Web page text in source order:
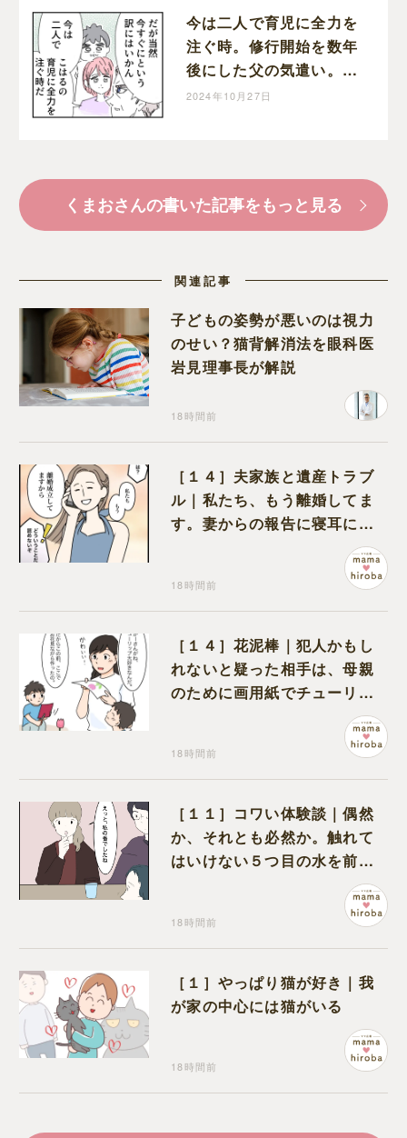
今は二人で育児に全力を
注ぐ時。修行開始を数年
後にした父の気遣い。育
児なめすぎ夫［１９８］
2024年10月27日
くまおさんの書いた記事をもっと見る
関連記事
子どもの姿勢が悪いのは視力
のせい？猫背解消法を眼科医
岩見理事長が解説
18時間前
［１４］夫家族と遺産トラブ
ル｜私たち、もう離婚してま
す。妻からの報告に寝耳に水
18時間前
［１４］花泥棒｜犯人かもし
れないと疑った相手は、母親
のために画用紙でチューリッ
プを作っていただけだった
18時間前
［１１］コワい体験談｜偶然
か、それとも必然か。触れて
はいけない５つ目の水を前に
18時間前
［１］やっぱり猫が好き｜我
が家の中心には猫がいる
18時間前